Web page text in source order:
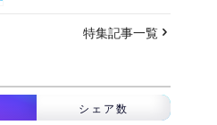
特集記事一覧
シェア数